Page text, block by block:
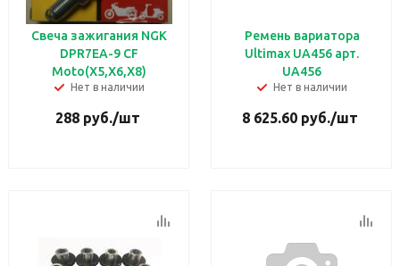
Свеча зажигания NGK
DPR7EA-9 CF
Moto(X5,X6,X8)
Нет в наличии
288руб./шт
Ремень вариатора
Ultimax UA456 арт.
UA456
Нет в наличии
8 625.60 руб./шт